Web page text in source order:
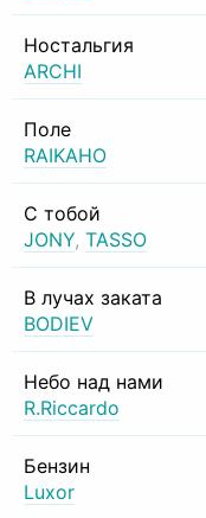
Ностальгия
ARCHI
Поле
RAIKAHO
С тобой
JONY, TASSO
В лучах заката
BODIEV
Небо над нами
R.Riccardo
Бензин
Luxor